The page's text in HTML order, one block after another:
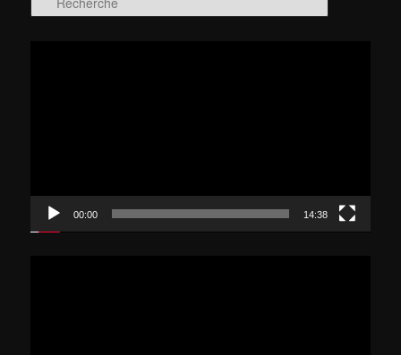
e
00:00 14:38